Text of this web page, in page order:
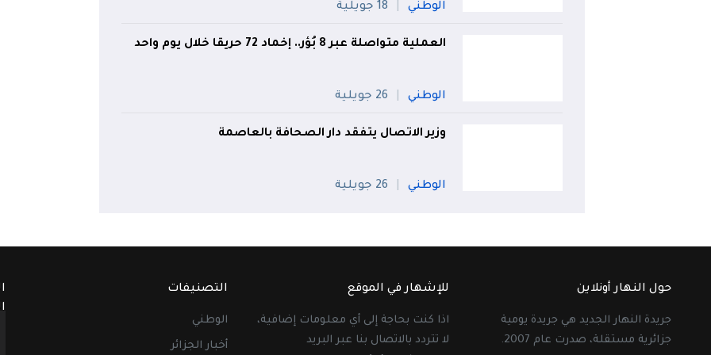
الوطني 18 جويلية
العملية متواصلة عبر 8 بُؤر.. إخماد 72 حريقا خلال يوم واحد
الوطني 26 جويلية
وزير الاتصال يتفقد دار الصحافة بالعاصمة
الوطني 26 جويلية
حول النهار أونلاين
جريدة النهار الجديد هي جريدة يومية
جزائرية مستقلة، صدرت عام 2007.
للإشهار في الموقع
اذا كنت بحاجة إلى أي معلومات إضافية،
لا تتردد بالاتصال بنا عبر البريد
التصنيفات
الوطني
أخبار الجزائر